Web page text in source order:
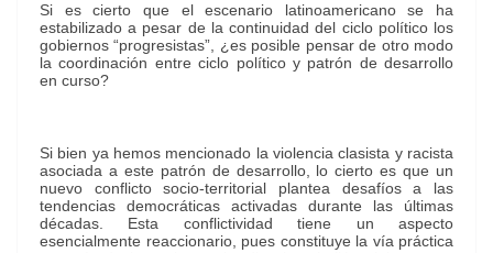
Si es cierto que el escenario latinoamericano se ha
estabilizado a pesar de la continuidad del ciclo político los
gobiernos “progresistas”, ¿es posible pensar de otro modo
la coordinación entre ciclo político y patrón de desarrollo
en curso?
Si bien ya hemos mencionado la violencia clasista y racista
asociada a este patrón de desarrollo, lo cierto es que un
nuevo conflicto socio-territorial plantea desafíos a las
tendencias democráticas activadas durante las últimas
décadas. Esta conflictividad tiene un aspecto
esencialmente reaccionario, pues constituye la vía práctica